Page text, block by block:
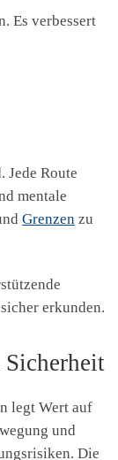
Es verbessert
Jede Route
mentale
Grenzen zu
erkunden.
legt Wert auf
und
Die